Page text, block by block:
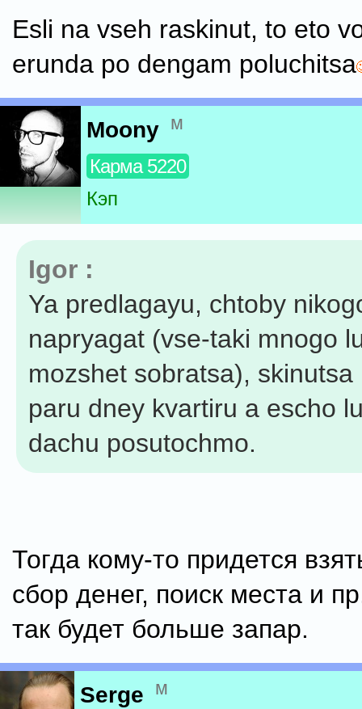
Esli na vseh raskinut, to eto
erunda po dengam poluchitsa
Moony м
Карма 5220
Кэп
Igor :
Ya predlagayu, chtoby
napryagat (vse-taki mnogo
mozshet sobratsa), skinutsa
paru dney kvartiru a escho
dachu posutochmo.
Тогда кому-то придется
сбор денег, поиск места и
так будет больше запар.
Serge м